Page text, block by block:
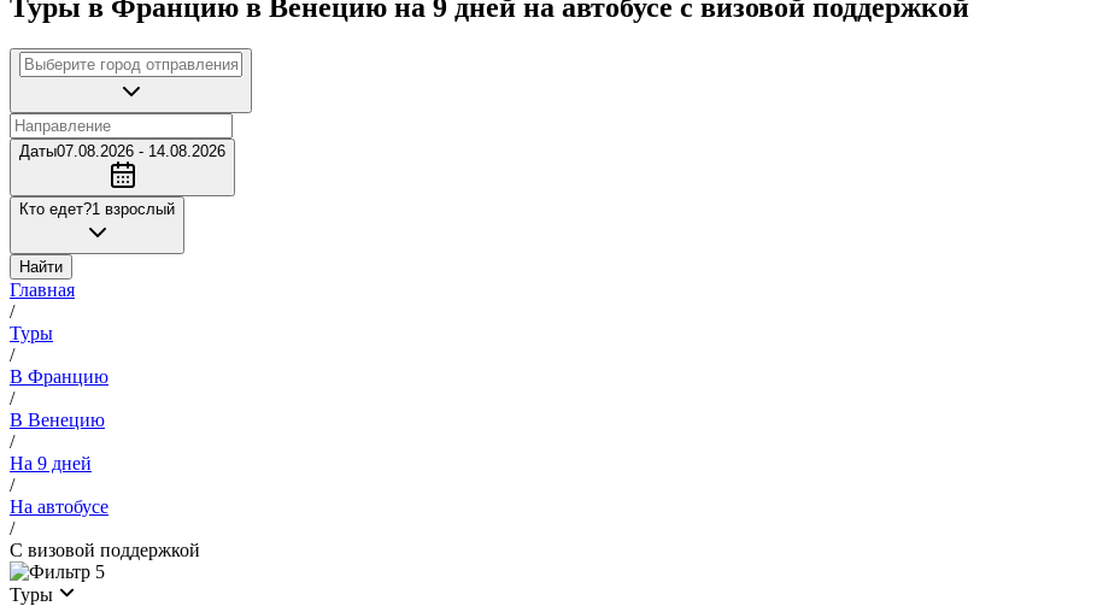
Туры в Францию в Венецию на 9 дней на автобусе с визовой поддержкой
Даты07.08.2026 - 14.08.2026
Кто едет?1 взрослый
Найти
Главная
/
Туры
/
В Францию
/
В Венецию
/
На 9 дней
/
На автобусе
/
С визовой поддержкой
5
Туры